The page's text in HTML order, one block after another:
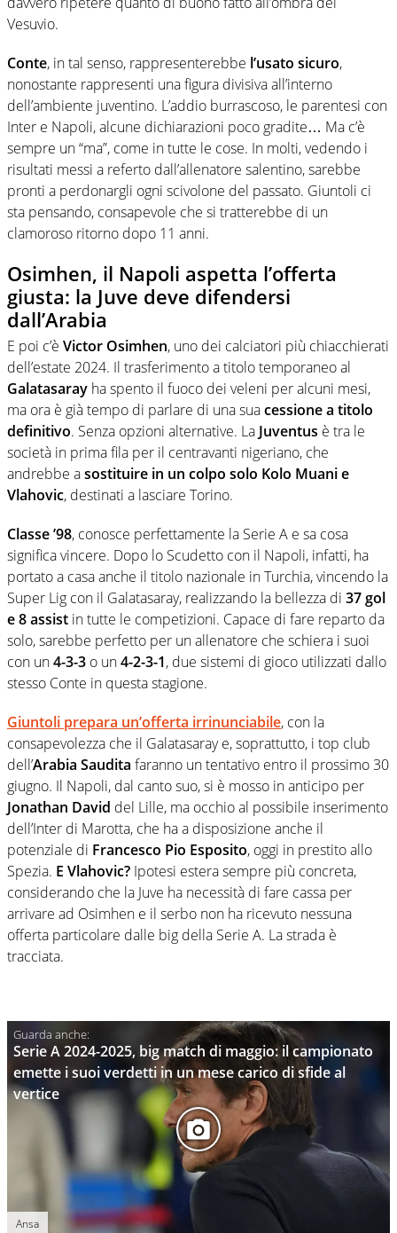
Vesuvio.
Conte, in tal senso, rappresenterebbe l’usato sicuro,
nonostante rappresenti una figura divisiva all’interno
dell’ambiente juventino. L’addio burrascoso, le parentesi con
Inter e Napoli, alcune dichiarazioni poco gradite… Ma c’è
sempre un “ma”, come in tutte le cose. In molti, vedendo i
risultati messi a referto dall’allenatore salentino, sarebbe
pronti a perdonargli ogni scivolone del passato. Giuntoli ci
sta pensando, consapevole che si tratterebbe di un
clamoroso ritorno dopo 11 anni.
Osimhen, il Napoli aspetta l’offerta
giusta: la Juve deve difendersi
dall’Arabia
E poi c’è Victor Osimhen, uno dei calciatori più chiacchierati
dell’estate 2024. Il trasferimento a titolo temporaneo al
Galatasaray ha spento il fuoco dei veleni per alcuni mesi,
ma ora è già tempo di parlare di una suacessione a titolo
definitivo. Senza opzioni alternative. La Juventus è tra le
società in prima fila per il centravanti nigeriano, che
andrebbe asostituire in un colpo solo Kolo Muani e
Vlahovic, destinati a lasciare Torino.
Classe ’98, conosce perfettamente la Serie A e sa cosa
significa vincere. Dopo lo Scudetto con il Napoli, infatti, ha
portato a casa anche il titolo nazionale in Turchia, vincendo la
Super Lig con il Galatasaray, realizzando la bellezza di 37 gol
e 8 assist in tutte le competizioni. Capace di fare reparto da
solo, sarebbe perfetto per un allenatore che schiera i suoi
con un4-3-3 o un4-2-3-1, due sistemi di gioco utilizzati dallo
stesso Conte in questa stagione.
Giuntoli prepara un’offerta irrinunciabile, con la
consapevolezza che il Galatasaray e, soprattutto, i top club
dell’Arabia Saudita faranno un tentativo entro il prossimo 30
giugno. Il Napoli, dal canto suo, si è mosso in anticipo per
Jonathan David del Lille, ma occhio al possibile inserimento
dell’Inter di Marotta, che ha a disposizione anche il
potenziale di Francesco Pio Esposito, oggi in prestito allo
Spezia. E Vlahovic? Ipotesi estera sempre più concreta,
considerando che la Juve ha necessità di fare cassa per
arrivare ad Osimhen e il serbo non ha ricevuto nessuna
offerta particolare dalle big della Serie A. La strada è
tracciata.
Serie A 2024-2025, big match di maggio: il campionato
emette i suoi verdetti in un mese carico di sfide al
vertice
Ansa